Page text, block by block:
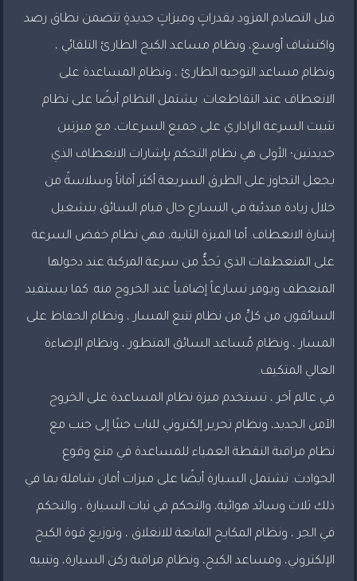
قبل التصادم المزود بقدراتٍ وميزاتٍ جديدةٍ تتضمن نطاق رصد
واكتشاف أوسع، ونظام مساعد الكبح الطارئ التلقائي ،
ونظام مساعد التوجيه الطارئ ، ونظام المساعدة على
الانعطاف عند التقاطعات. يشتمل النظام أيضًا على نظام
تثبيت السرعة الراداري على جميع السرعات، مع ميزتين
جديدتين؛ الأولى هي نظام التحكم بإشارات الانعطاف الذي
يجعل التجاوز على الطرق السريعة أكثر أماناً وسلاسةً من
خلال زيادة مبدئية في التسارع حال قيام السائق بتشغيل
إشارة الانعطاف. أما الميزة الثانية، فهي نظام خفض السرعة
على المنعطفات الذي يَحدُّ من سرعة المركبة عند دخولها
المنعطف ويوفر تسارعاً إضافياً عند الخروج منه. كما يستفيد
السائقون من كلٍّ من نظام تتبع المسار ، ونظام الحفاظ على
المسار ، ونظام مُساعد السائق المتطور ، ونظام الإضاءة
العالي المتكيف.
في عالم آخر ، تستخدم ميزة نظام المساعدة على الخروج
الآمن الجديد، ونظام تحرير إلكتروني للباب جنبًا إلى جنب مع
نظام مراقبة النقطة العمياء للمساعدة في منع وقوع
الحوادث. تشتمل السيارة أيضًا على ميزات أمان شاملة بما في
ذلك ثلاث وسائد هوائية، والتحكم في ثبات السيارة ، والتحكم
في الجر ، ونظام المكابح المانعة للانغلاق ، وتوزيع قوة الكبح
الإلكتروني، ومساعد الكبح، ونظام مراقبة ركن السيارة، وتنبيه